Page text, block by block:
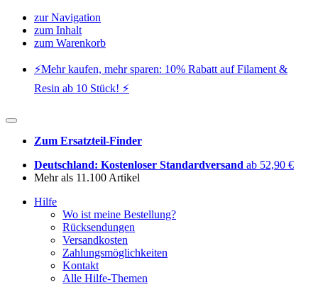
zur Navigation
zum Inhalt
zum Warenkorb
⚡️Mehr kaufen, mehr sparen: 10% Rabatt auf Filament &
Resin ab 10 Stück! ⚡️
Zum Ersatzteil-Finder
Deutschland: Kostenloser Standardversand ab 52,90 €
Mehr als 11.100 Artikel
Hilfe
Wo ist meine Bestellung?
Rücksendungen
Versandkosten
Zahlungsmöglichkeiten
Kontakt
Alle Hilfe-Themen